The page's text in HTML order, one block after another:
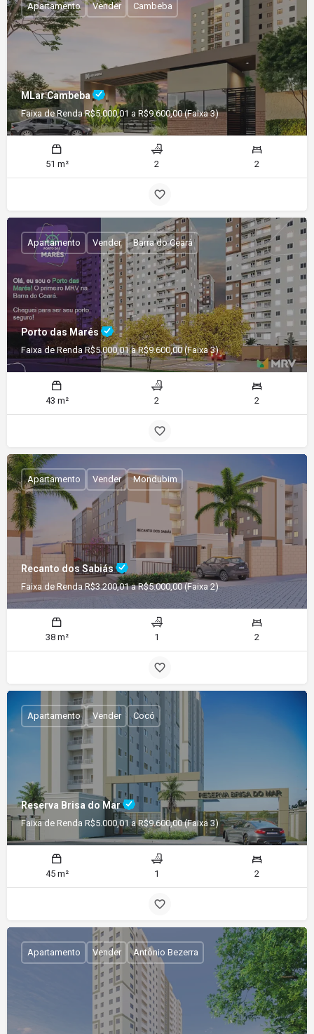
MLar Cambeba
Faixa de Renda R$5.000,01 a R$9.600,00 (Faixa 3)
Apartamento Vender Cambeba
51 m² 2 2
Porto das Marés
Faixa de Renda R$5.000,01 a R$9.600,00 (Faixa 3)
Apartamento Vender Barra do Ceará
43 m² 2 2
Recanto dos Sabiás
Faixa de Renda R$3.200,01 a R$5.000,00 (Faixa 2)
Apartamento Vender Mondubim
38 m² 1 2
Reserva Brisa do Mar
Faixa de Renda R$5.000,01 a R$9.600,00 (Faixa 3)
Apartamento Vender Cocó
45 m² 1 2
Apartamento Vender Antônio Bezerra